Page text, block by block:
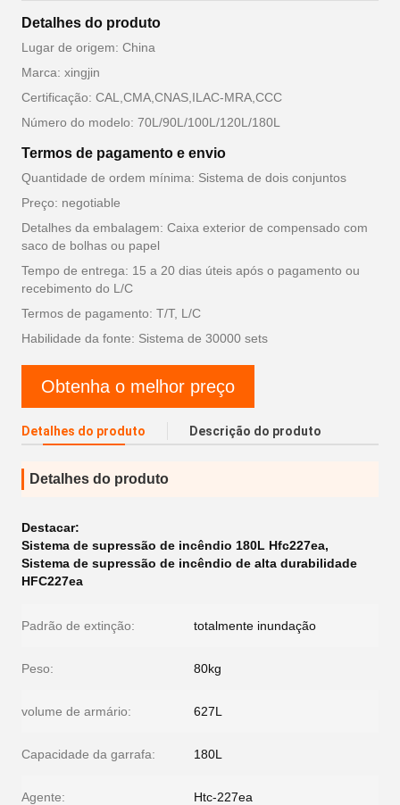
Detalhes do produto
Lugar de origem: China
Marca: xingjin
Certificação: CAL,CMA,CNAS,ILAC-MRA,CCC
Número do modelo: 70L/90L/100L/120L/180L
Termos de pagamento e envio
Quantidade de ordem mínima: Sistema de dois conjuntos
Preço: negotiable
Detalhes da embalagem: Caixa exterior de compensado com
saco de bolhas ou papel
Tempo de entrega: 15 a 20 dias úteis após o pagamento ou
recebimento do L/C
Termos de pagamento: T/T, L/C
Habilidade da fonte: Sistema de 30000 sets
Obtenha o melhor preço
Detalhes do produto Descrição do produto
Detalhes do produto
Destacar:
Sistema de supressão de incêndio 180L Hfc227ea,
Sistema de supressão de incêndio de alta durabilidade
HFC227ea
Padrão de extinção: totalmente inundação
Peso: 80kg
volume de armário: 627L
Capacidade da garrafa: 180L
Agente: Htc-227ea